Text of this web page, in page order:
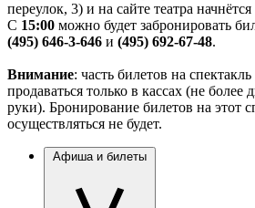
переулок, 3) и на сайте театра начнётся
С 15:00 можно будет забронировать
(495) 646-3-646 и (495) 692-67-48.
Внимание: часть билетов на спектакль
продаваться только в кассах (не более
руки). Бронирование билетов на этот
осуществляться не будет.
Афиша и билеты